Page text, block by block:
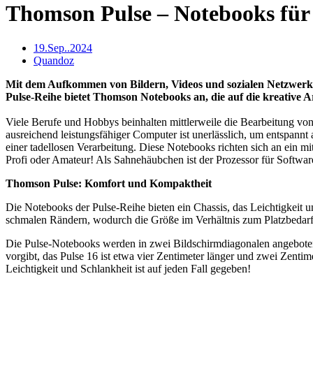
Thomson Pulse – Notebooks
19.Sep..2024
Quandoz
Mit dem Aufkommen von Bildern, Videos und sozialen
Pulse-Reihe bietet Thomson Notebooks an, die auf die
Viele Berufe und Hobbys beinhalten mittlerweile die Bearbeitung
ausreichend leistungsfähiger Computer ist unerlässlich, um
einer tadellosen Verarbeitung. Diese Notebooks richten sich an ein
Profi oder Amateur! Als Sahnehäubchen ist der Prozessor für
Thomson Pulse: Komfort und Kompaktheit
Die Notebooks der Pulse-Reihe bieten ein Chassis, das Leichtigkeit
schmalen Rändern, wodurch die Größe im Verhältnis zum
Die Pulse-Notebooks werden in zwei Bildschirmdiagonalen
vorgibt, das Pulse 16 ist etwa vier Zentimeter länger und zwei
Leichtigkeit und Schlankheit ist auf jeden Fall gegeben!